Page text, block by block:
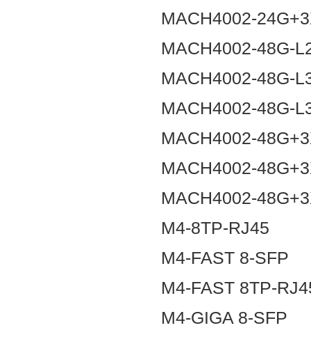
MACH4002-
MACH4002-48G-
MACH4002-48G-
MACH4002-48G-
MACH4002-
MACH4002-
MACH4002-
M4-8TP-RJ45
M4-FAST 8-SFP
M4-FAST 8TP-
M4-GIGA 8-SFP